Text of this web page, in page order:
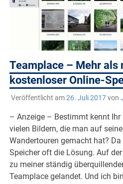
Teamplace – Mehr als
kostenloser Online-
Veröffentlicht am26. Juli 2017von
– Anzeige – Bestimmt kennt
vielen Bildern, die man auf
Wandertouren gemacht hat?
Speicher oft die Lösung. Auf
zu meiner ständig
Teamplace gelandet. Und ich